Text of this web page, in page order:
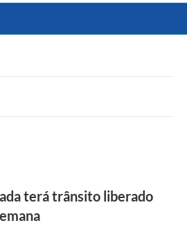
terá trânsito liberado